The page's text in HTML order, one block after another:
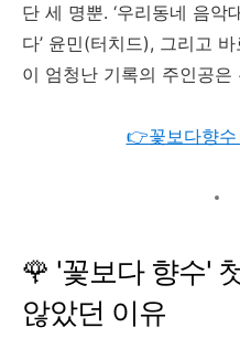
단 세 명뿐. ‘우리동네 음악
다’ 윤민(터치드), 그리고 바
이 엄청난 기록의 주인공은
👉꽃보다향
🌹 '꽃보다 향수'
않았던 이유